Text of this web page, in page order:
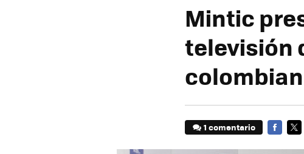
Mintic
televisión
1 comentario